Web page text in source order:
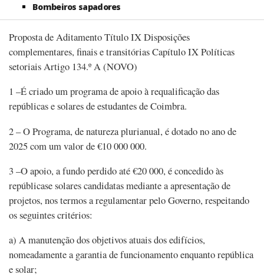
Bombeiros sapadores
Proposta de Aditamento Título IX Disposições
complementares, finais e transitórias Capítulo IX Políticas
setoriais Artigo 134.º A (NOVO)
1 –É criado um programa de apoio à requalificação das
repúblicas e solares de estudantes de Coimbra.
2 – O Programa, de natureza plurianual, é dotado no ano de
2025 com um valor de €10 000 000.
3 –O apoio, a fundo perdido até €20 000, é concedido às
repúblicase solares candidatas mediante a apresentação de
projetos, nos termos a regulamentar pelo Governo, respeitando
os seguintes critérios:
a) A manutenção dos objetivos atuais dos edifícios,
nomeadamente a garantia de funcionamento enquanto república
e solar;